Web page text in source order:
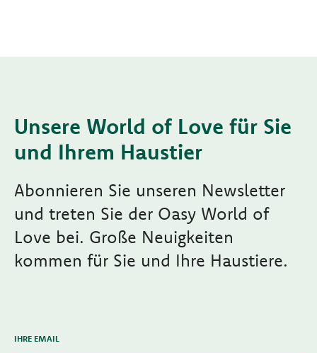
Unsere World of Love für Sie
und Ihrem Haustier
Abonnieren Sie unseren Newsletter
und treten Sie der Oasy World of
Love bei. Große Neuigkeiten
kommen für Sie und Ihre Haustiere.
IHRE EMAIL